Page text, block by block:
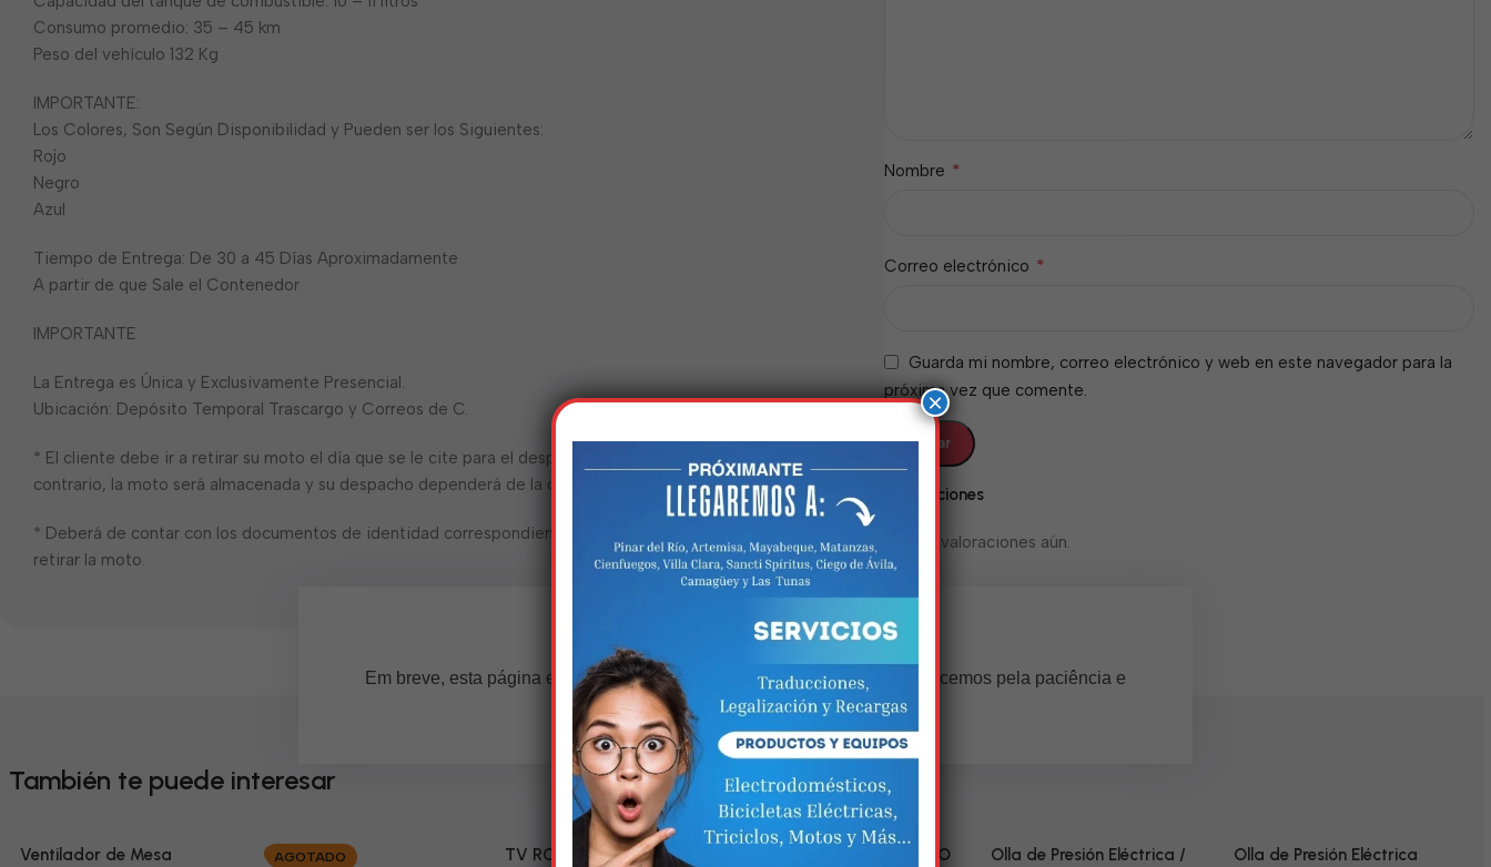
Consumo promedio: 35 – 45 km
Peso del vehículo 132 Kg
IMPORTANTE:
Los Colores, Son Según Disponibilidad y Pueden ser los Siguientes:
Rojo
Negro
Azul
Tiempo de Entrega: De 30 a 45 Días Aproximadamente
A partir de que Sale el Contenedor
IMPORTANTE
La Entrega es Única y Exclusivamente Presencial.
Ubicación: Depósito Temporal Trascargo y Correos de C.
* El cliente debe ir a retirar su moto el día que se le cite para el despacho o dentro de 72 horas. De lo
contrario, la moto será almacenada y su despacho dependerá de la disponibilidad de la aduana.
* Deberá de contar con los documentos de identidad correspondientes y vigentes al momento de ir a
retirar la moto.
Valoraciones
No hay valoraciones aún.
Nombre *
Correo electrónico *
Guarda mi nombre, correo electrónico y web en este navegador para la
próxima vez que comente.
También te puede interesar
Ventilador de Mesa
AGOTADO
TV RCA 43” 1080P Full HD
Triciclo Eléctrico (MODELO
Olla de Presión Eléctrica /
Olla de Presión Eléctrica
×
Estamos trabalhando nisso!
Em breve, esta página estará disponível com novidades incríveis. Agradecemos pela paciência e
compreensão.